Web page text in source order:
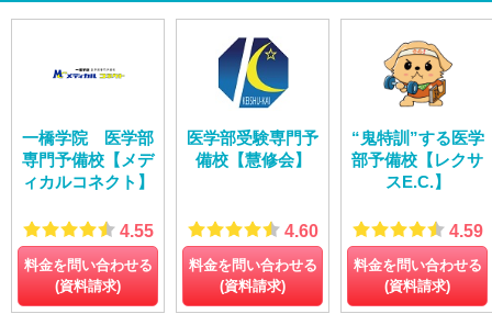
一橋学院 医学部
専門予備校【メデ
ィカルコネクト】
4.55
料金を問い合わせる
(資料請求)
医学部受験専門予
備校【慧修会】
4.60
料金を問い合わせる
(資料請求)
“鬼特訓”する医学
部予備校【レクサ
スE.C.】
4.59
料金を問い合わせる
(資料請求)